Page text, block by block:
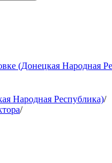
(Донецкая Народная
Народная Республика)/
/